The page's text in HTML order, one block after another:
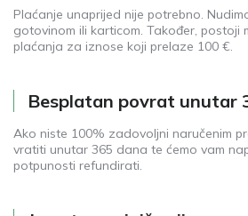
Plaćanje unaprijed nije potrebno.
gotovinom ili karticom. Također, postoji
plaćanja za iznose koji prelaze 100 €.
Besplatan povrat unutar
Ako niste 100% zadovoljni naručenim
vratiti unutar 365 dana te ćemo vam
potpunosti refundirati.